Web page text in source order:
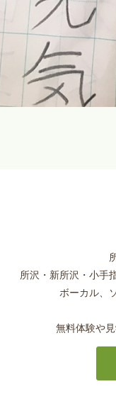
所沢・新所沢・小手
ボーカル、
無料体験や